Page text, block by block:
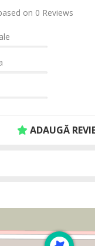
on 0 Reviews
ADAUGĂ